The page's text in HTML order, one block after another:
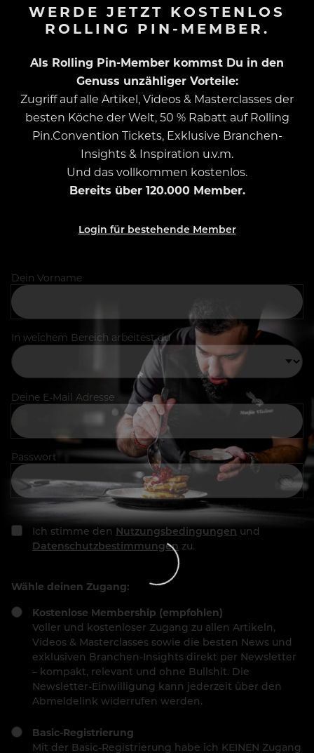
WERDE JETZT KOSTENLOS
ROLLING PIN-MEMBER.
Als Rolling Pin-Member kommst Du in den
Genuss unzähliger Vorteile:
Zugriff auf alle Artikel, Videos & Masterclasses der
besten Köche der Welt, 50 % Rabatt auf Rolling
Pin.Convention Tickets, Exklusive Branchen-
Insights & Inspiration u.v.m.
Und das vollkommen kostenlos.
Bereits über 120.000 Member.
Login für bestehende Member
Dein Vorname
In welchem Bereich arbeitest du
Deine E-Mail Adresse
Passwort
Ich stimme den Nutzungsbedingungen und
Datenschutzbestimmungen zu.
Wähle deinen Zugang:
Kostenlose Membership (empfohlen)
Voller und kostenloser Zugang zu allen Artikeln,
Videos & Masterclasses sowie die besten News und
exklusiven Branchen-Insights direkt per Newsletter
– kompakt, relevant und ohne Bullshit. Die
Newsletter-Einwilligung kann jederzeit über den
Abmeldelink widerrufen werden.
Basic-Registrierung
Mit der Basic-Registrierung habe ich KEINEN Zugang